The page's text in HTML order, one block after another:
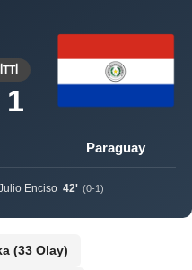
Paraguay
Enciso 42' (0-1)
(33 Olay)